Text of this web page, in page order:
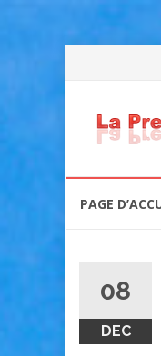
PAGE
08
DEC